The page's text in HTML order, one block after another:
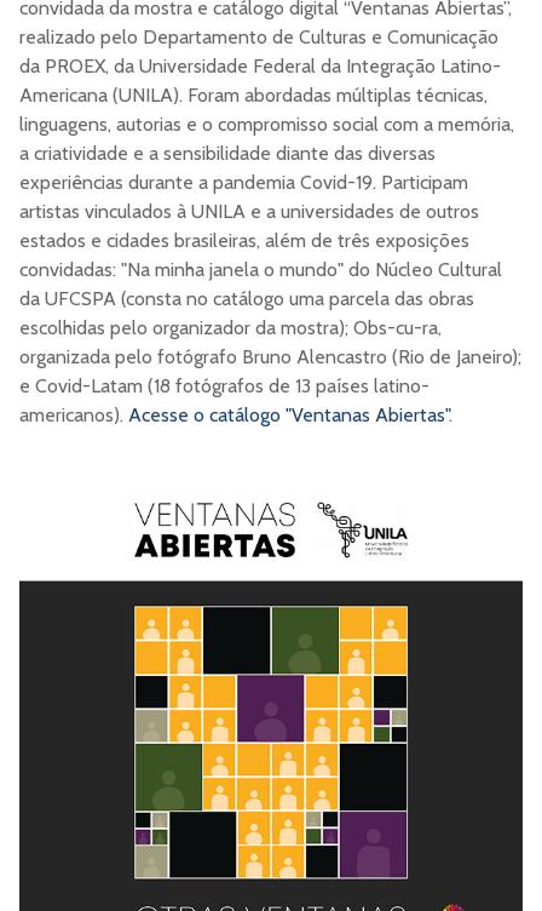
convidada da mostra e catálogo digital “Ventanas Abiertas”,
realizado pelo Departamento de Culturas e Comunicação
da PROEX, da Universidade Federal da Integração Latino-
Americana (UNILA). Foram abordadas múltiplas técnicas,
linguagens, autorias e o compromisso social com a memória,
a criatividade e a sensibilidade diante das diversas
experiências durante a pandemia Covid-19. Participam
artistas vinculados à UNILA e a universidades de outros
estados e cidades brasileiras, além de três exposições
convidadas: "Na minha janela o mundo" do Núcleo Cultural
da UFCSPA (consta no catálogo uma parcela das obras
escolhidas pelo organizador da mostra); Obs-cu-ra,
organizada pelo fotógrafo Bruno Alencastro (Rio de Janeiro);
e Covid-Latam (18 fotógrafos de 13 países latino-
americanos). Acesse o catálogo "Ventanas Abiertas".